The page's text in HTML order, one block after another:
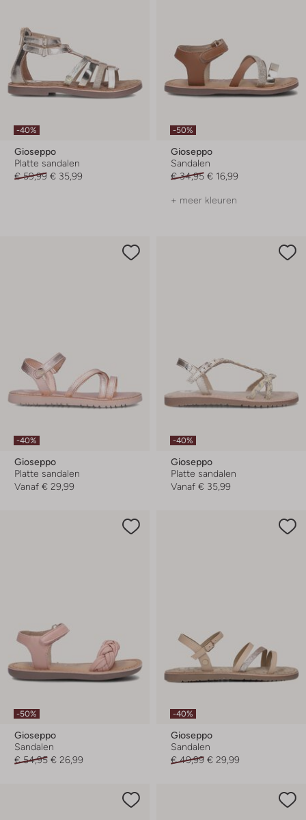
-40%
Gioseppo
Platte sandalen
€ 59,99 € 35,99
-50%
Gioseppo
Sandalen
€ 34,95 € 16,99
+ meer kleuren
-40%
Gioseppo
Platte sandalen
Vanaf € 29,99
-40%
Gioseppo
Platte sandalen
Vanaf € 35,99
-50%
Gioseppo
Sandalen
€ 54,95 € 26,99
-40%
Gioseppo
Sandalen
€ 49,99 € 29,99